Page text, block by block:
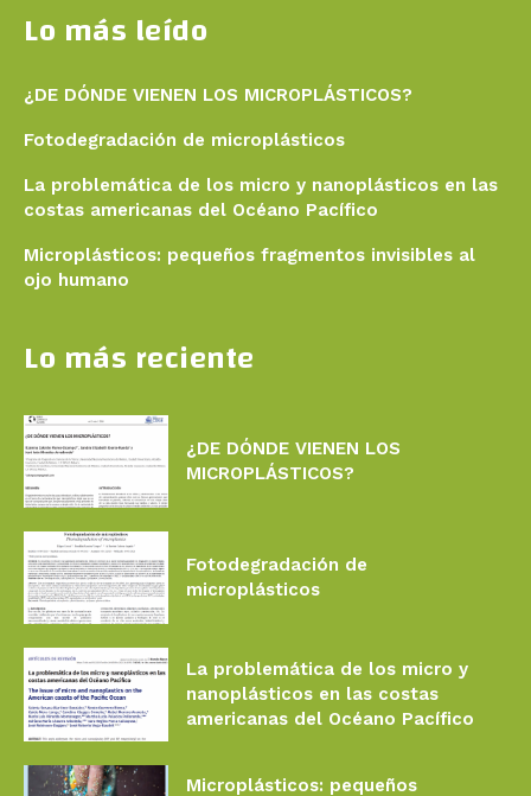
Lo más reciente
¿DE DÓNDE VIENEN LOS
MICROPLÁSTICOS?
Fotodegradación de
microplásticos
La problemática de los micro y
nanoplásticos en las costas
americanas del Océano Pacífico
Microplásticos: pequeños
Lo más leído
¿DE DÓNDE VIENEN LOS MICROPLÁSTICOS?
Fotodegradación de microplásticos
La problemática de los micro y nanoplásticos en las
costas americanas del Océano Pacífico
Microplásticos: pequeños fragmentos invisibles al
ojo humano